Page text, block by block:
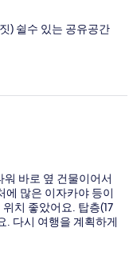
) 쉴수 있는 공유공간
바로 옆 건물이어서
에 많은 이자카야 등이
치 좋았어요. 탑층(17
. 다시 여행을 계획하게